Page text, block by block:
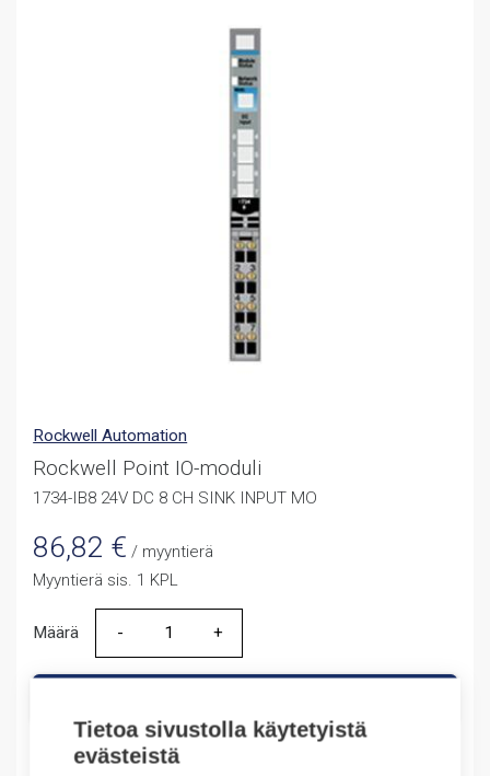
Tietoa sivustolla käytetyistä
evästeistä
Rockwell Automation
Rockwell Point IO-moduli
1734-IB8 24V DC 8 CH SINK INPUT MO
86,82 € / myyntierä
Myyntierä sis. 1 KPL
Määrä
Määrä